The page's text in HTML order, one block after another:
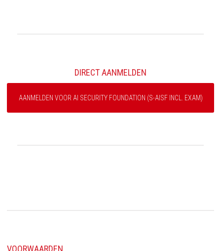
DIRECT AANMELDEN
AANMELDEN VOOR AI SECURITY FOUNDATION (S-AISF INCL. EXAM)
VOORWAARDEN